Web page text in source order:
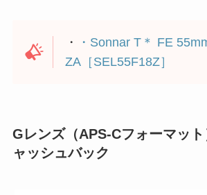
・ ・ Sonnar T＊ FE
ZA［SEL55F18Z］
Gレンズ（APS-Cフォーマッ
ャッシュバック